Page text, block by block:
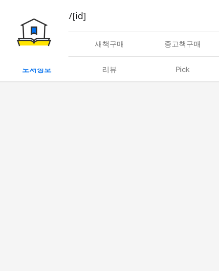
book/rent/[id]
대여 새책구매 중고책구매
도서정보 리뷰 Pick